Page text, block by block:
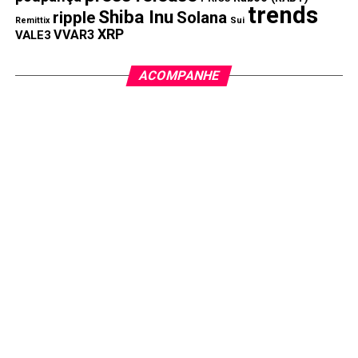
mudanças na esfera das criptomoedas.
Investimentos em Altcoins de Buterin: Uma
Abordagem Cautelosa
Remittix ripple Shiba Inu Solana Sui trends
VALE3 VVAR3 XRP
ACOMPANHE